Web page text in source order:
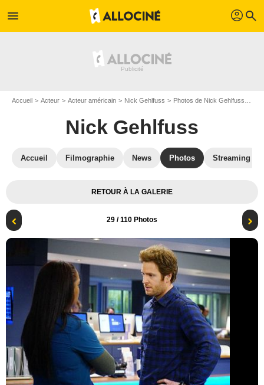
menu profil search
Accueil Acteur Acteur américain Nick Gehlfuss Photos de Nick Gehlfuss
Nick Gehlfuss
Accueil Filmographie News Photos Streaming
RETOUR À LA GALERIE
29 / 110 Photos